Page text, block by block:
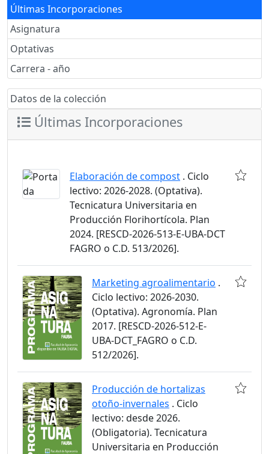
Últimas Incorporaciones
Asignatura
Optativas
Carrera - año
Datos de la colección
Últimas Incorporaciones
Elaboración de compost . Ciclo
lectivo: 2026-2028. (Optativa).
Tecnicatura Universitaria en
Producción Florihortícola. Plan
2024. [RESCD-2026-513-E-UBA-DCT
FAGRO o C.D. 513/2026].
Marketing agroalimentario .
Ciclo lectivo: 2026-2030.
(Optativa). Agronomía. Plan
2017. [RESCD-2026-512-E-
UBA-DCT_FAGRO o C.D.
512/2026].
Producción de hortalizas
otoño-invernales . Ciclo
lectivo: desde 2026.
(Obligatoria). Tecnicatura
Universitaria en Producción